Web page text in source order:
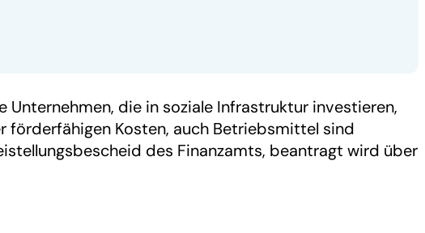
die in soziale Infrastruktur investieren,
förderfähigen Kosten, auch Betriebsmittel sind
des Finanzamts, beantragt wird über